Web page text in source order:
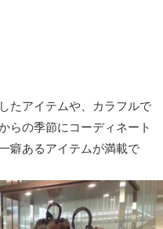
たアイテムや、カラフルで
らの季節にコーディネート
癖あるアイテムが満載で